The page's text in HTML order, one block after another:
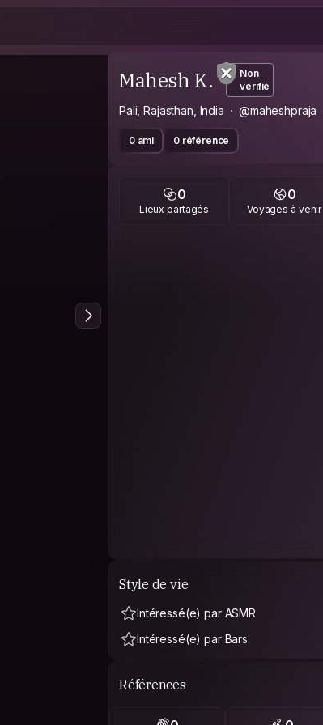
Mahesh K.
Non
vérifié
Pali, Rajasthan, India @maheshpraja
0 ami 0 référence
0
Lieux partagés
0
Voyages à venir
Style de vie
Intéressé(e) par ASMR
Intéressé(e) par Bars
Références